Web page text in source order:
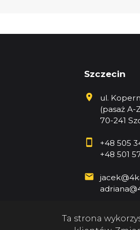
Szczecin
ul.
(pasaż A-
70-241
+48 505
+48 501
Ta strona